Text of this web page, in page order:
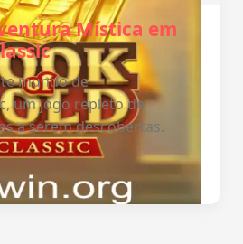
Mística em
mundo de
um jogo repleto de
a serem descobertas.